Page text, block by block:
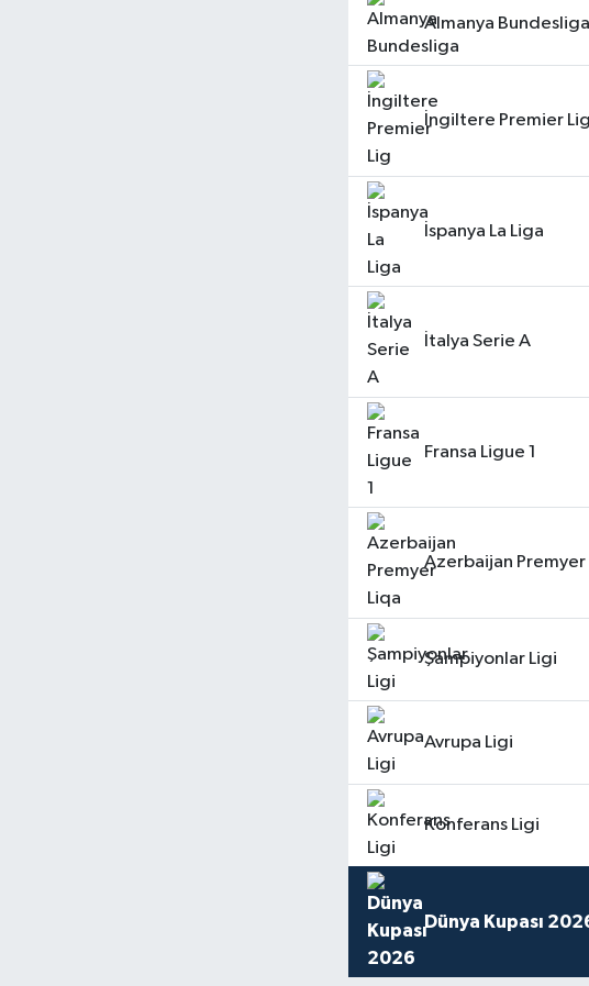
Almanya Bundesliga
İngiltere Premier Lig
İspanya La Liga
İtalya Serie A
Fransa Ligue 1
Azerbaijan Premyer
Şampiyonlar Ligi
Avrupa Ligi
Konferans Ligi
Dünya Kupası